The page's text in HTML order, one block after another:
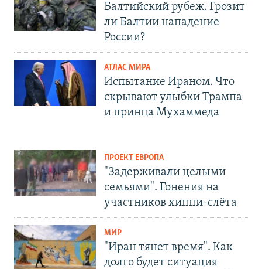
Балтийский рубеж. Грозит
ли Балтии нападение
России?
АТЛАС МИРА
Испытание Ираном. Что
скрывают улыбки Трампа
и принца Мухаммеда
ПРОЕКТ ЕВРОПА
"Задерживали целыми
семьями". Гонения на
участников хиппи-слёта
МИР
"Иран тянет время". Как
долго будет ситуация